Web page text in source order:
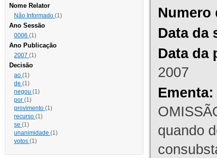
Nome Relator
Não Informado (1)
Ano Sessão
0006 (1)
Ano Publicação
2007 (1)
Decisão
ao (1)
de (1)
negou (1)
por (1)
provimento (1)
recurso (1)
se (1)
unanimidade (1)
votos (1)
Numero
Data da
Data da
2007
Ementa:
quando